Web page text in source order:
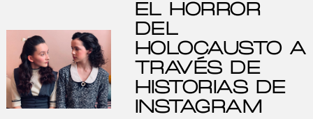
EL HORROR
DEL
HOLOCAUSTO A
TRAVÉS DE
HISTORIAS DE
INSTAGRAM